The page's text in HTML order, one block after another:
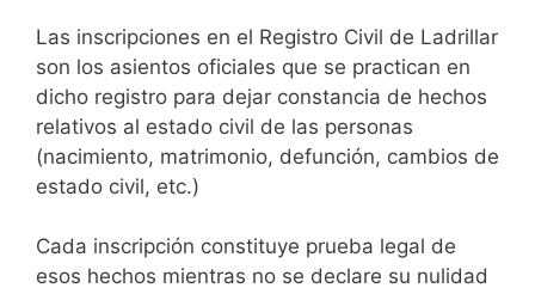
Las inscripciones en el Registro Civil de Ladrillar
son los asientos oficiales que se practican en
dicho registro para dejar constancia de hechos
relativos al estado civil de las personas
(nacimiento, matrimonio, defunción, cambios de
estado civil, etc.)
Cada inscripción constituye prueba legal de
esos hechos mientras no se declare su nulidad